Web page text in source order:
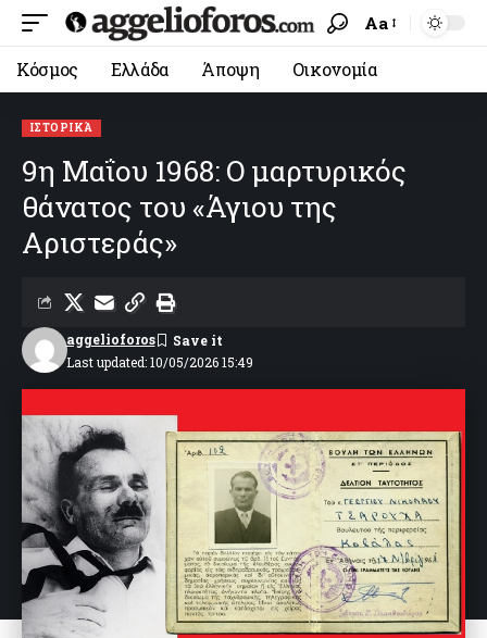
Aa
Κόσμος Ελλάδα Άποψη Οικονομία
ΙΣΤΟΡΙΚΆ
9η Μαΐου 1968: Ο μαρτυρικός
θάνατος του «Άγιου της
Αριστεράς»
Last updated: 10/05/2026 15:49
aggelioforos